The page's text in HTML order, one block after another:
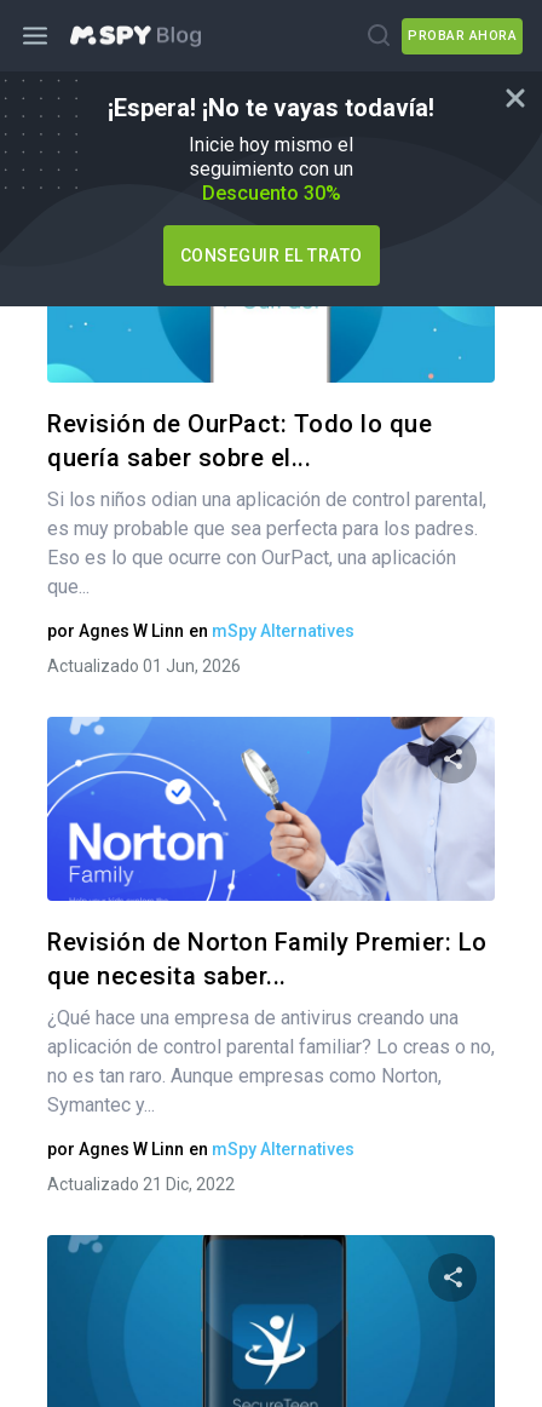
PROBAR AHORA
¡Espera! ¡No te vayas todavía!
Inicie hoy mismo el
seguimiento con un
Descuento 30%
CONSEGUIR EL TRATO
mSpy Alternativas
Revisión de OurPact: Todo lo que
quería saber sobre el...
Si los niños odian una aplicación de control parental,
es muy probable que sea perfecta para los padres.
Eso es lo que ocurre con OurPact, una aplicación
que...
por Agnes W Linn en mSpy Alternatives
Actualizado 01 Jun, 2026
Revisión de Norton Family Premier: Lo
que necesita saber...
¿Qué hace una empresa de antivirus creando una
aplicación de control parental familiar? Lo creas o no,
no es tan raro. Aunque empresas como Norton,
Symantec y...
por Agnes W Linn en mSpy Alternatives
Actualizado 21 Dic, 2022